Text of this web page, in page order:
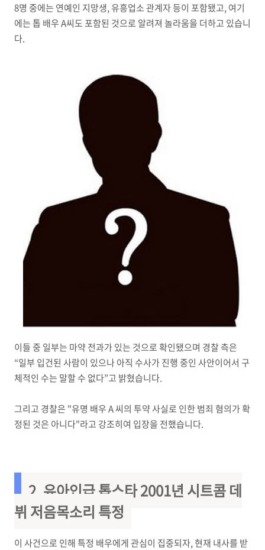
8명 중에는 연예인 지망생, 유흥업소 관계자 등이 포함됐고, 여기
에는 톱 배우 A씨도 포함된 것으로 알려져 놀라움을 더하고 있습니
다.
이들 중 일부는 마약 전과가 있는 것으로 확인됐으며 경찰 측은
“일부 입건된 사람이 있으나 아직 수사가 진행 중인 사안이어서 구
체적인 수는 말할 수 없다”고 밝혔습니다.
그리고 경찰은 "유명 배우 A 씨의 투약 사실로 인한 범죄 혐의가 확
정된 것은 아니다"라고 강조히여 입장을 전했습니다.
2. 유아인급 톱스타 2001년 시트콤 데
뷔 저음목소리 특정
이 사건으로 인해 특정 배우에게 관심이 집중되자, 현재 내사를 받